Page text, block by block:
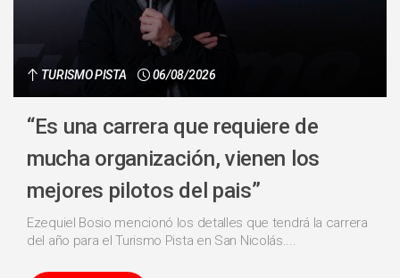
TURISMO PISTA 06/08/2026
“Es una carrera que requiere de
mucha organización, vienen los
mejores pilotos del pais”
Ezequiel Bosio mencionó los detalles que tendrá la carrera
del año para el Turismo Pista en San Nicolás....